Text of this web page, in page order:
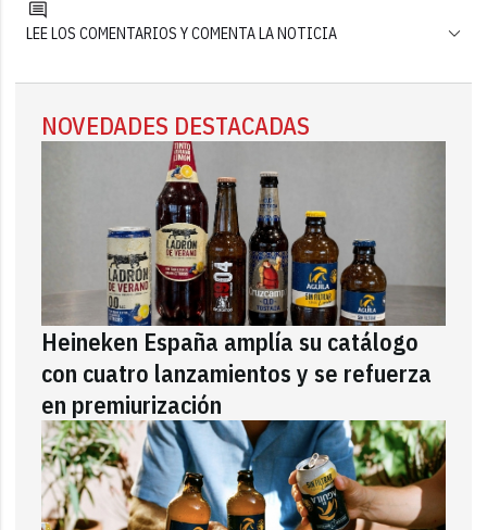
LEE LOS COMENTARIOS Y COMENTA LA NOTICIA
NOVEDADES DESTACADAS
Heineken España amplía su catálogo
con cuatro lanzamientos y se refuerza
en premiurización